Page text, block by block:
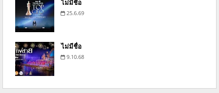
ไม่มีชื่อ
25.6.69
ไม่มีชื่อ
9.10.68